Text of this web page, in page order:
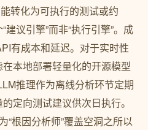
转化为可执行的测试或约
议引擎”而非“执行引擎”。成
有成本和延迟。对于实时性
本地部署轻量化的开源模型
推理作为离线分析环节定期
定向测试建议供次日执行。
“根因分析师”覆盖空洞之所以